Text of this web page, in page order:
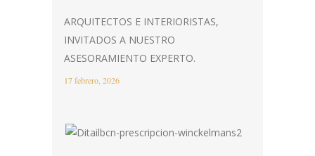
ARQUITECTOS E INTERIORISTAS,
INVITADOS A NUESTRO
ASESORAMIENTO EXPERTO.
17 febrero, 2026